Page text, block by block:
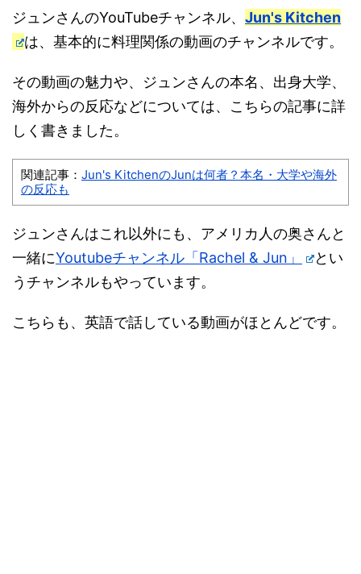
ジュンさんのYouTubeチャンネル、 Jun's Kitchen
は、基本的に料理関係の動画のチャンネルです。
その動画の魅力や、ジュンさんの本名、出身大学、
海外からの反応などについては、こちらの記事に詳
しく書きました。
関連記事： Jun's KitchenのJunは何者？本名・大学や海外
の反応も
ジュンさんはこれ以外にも、アメリカ人の奥さんと
一緒にYoutubeチャンネル「Rachel & Jun」
とい
うチャンネルもやっています。
こちらも、英語で話している動画がほとんどです。